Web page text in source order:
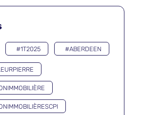
#1T2025 #ABERDEEN